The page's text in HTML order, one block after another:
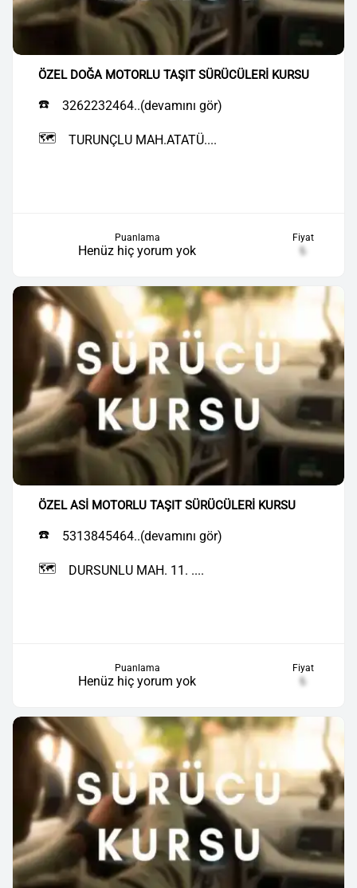
ÖZEL DOĞA MOTORLU TAŞIT SÜRÜCÜLERİ KURSU
☎️ 3262232464..(devamını gör)
🗺️ TURUNÇLU MAH.ATATÜ....
Puanlama
Henüz hiç yorum yok
Fiyat
₺
ÖZEL ASİ MOTORLU TAŞIT SÜRÜCÜLERİ KURSU
☎️ 5313845464..(devamını gör)
🗺️ DURSUNLU MAH. 11. ....
Puanlama
Henüz hiç yorum yok
Fiyat
₺